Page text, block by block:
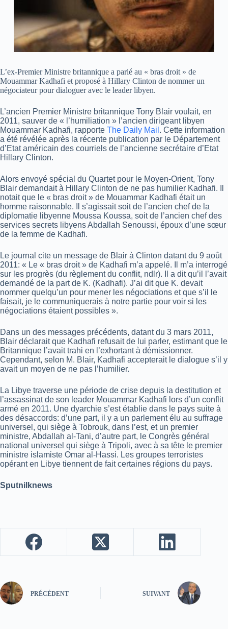
L’ex-Premier Ministre britannique a parlé au « bras droit » de
Mouammar Kadhafi et proposé à Hillary Clinton de nommer un
négociateur pour dialoguer avec le leader libyen.
L’ancien Premier Ministre britannique Tony Blair voulait, en
2011, sauver de « l’humiliation » l’ancien dirigeant libyen
Mouammar Kadhafi, rapporte The Daily Mail . Cette information
a été révélée après la récente publication par le Département
d’Etat américain des courriels de l’ancienne secrétaire d’Etat
Hillary Clinton.
Alors envoyé spécial du Quartet pour le Moyen-Orient, Tony
Blair demandait à Hillary Clinton de ne pas humilier Kadhafi. Il
notait que le « bras droit » de Mouammar Kadhafi était un
homme raisonnable. Il s’agissait soit de l’ancien chef de la
diplomatie libyenne Moussa Koussa, soit de l’ancien chef des
services secrets libyens Abdallah Senoussi, époux d’une sœur
de la femme de Kadhafi.
Le journal cite un message de Blair à Clinton datant du 9 août
2011: « Le « bras droit » de Kadhafi m’a appelé. Il m’a interrogé
sur les progrès (du règlement du conflit, ndlr). Il a dit qu’il l’avait
demandé de la part de K. (Kadhafi). J’ai dit que K. devait
nommer quelqu’un pour mener les négociations et que s’il le
faisait, je le communiquerais à notre partie pour voir si les
négociations étaient possibles ».
Dans un des messages précédents, datant du 3 mars 2011,
Blair déclarait que Kadhafi refusait de lui parler, estimant que le
Britannique l’avait trahi en l’exhortant à démissionner.
Cependant, selon M. Blair, Kadhafi accepterait le dialogue s’il y
avait un moyen de ne pas l’humilier.
La Libye traverse une période de crise depuis la destitution et
l’assassinat de son leader Mouammar Kadhafi lors d’un conflit
armé en 2011. Une dyarchie s’est établie dans le pays suite à
des désaccords: d’une part, il y a un parlement élu au suffrage
universel, qui siège à Tobrouk, dans l’est, et un premier
ministre, Abdallah al-Tani, d’autre part, le Congrès général
national universel qui siège à Tripoli, avec à sa tête le premier
ministre islamiste Omar al-Hassi. Les groupes terroristes
opérant en Libye tiennent de fait certaines régions du pays.
Sputnilknews
PRÉCÉDENT SUIVANT